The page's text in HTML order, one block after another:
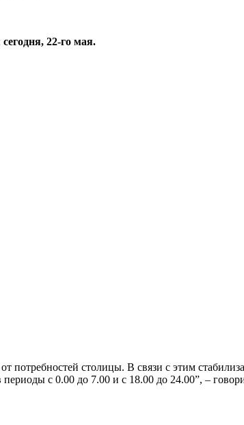
22-го мая.
потребностей столицы. В связи с этим
с 0.00 до 7.00 и с 18.00 до 24.00”, –